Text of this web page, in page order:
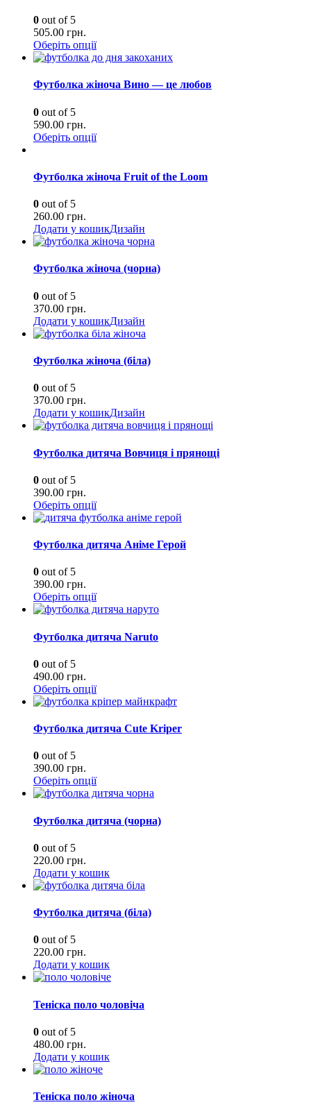
0 out of 5
505.00 грн.
Оберіть опції
Футболка жіноча Вино — це любов
0 out of 5
590.00 грн.
Оберіть опції
Футболка жіноча Fruit of the Loom
0 out of 5
260.00 грн.
Додати у кошикДизайн
Футболка жіноча (чорна)
0 out of 5
370.00 грн.
Додати у кошикДизайн
Футболка жіноча (біла)
0 out of 5
370.00 грн.
Додати у кошикДизайн
Футболка дитяча Вовчиця і прянощі
0 out of 5
390.00 грн.
Оберіть опції
Футболка дитяча Аніме Герой
0 out of 5
390.00 грн.
Оберіть опції
Футболка дитяча Naruto
0 out of 5
490.00 грн.
Оберіть опції
Футболка дитяча Cute Kriper
0 out of 5
390.00 грн.
Оберіть опції
Футболка дитяча (чорна)
0 out of 5
220.00 грн.
Додати у кошик
Футболка дитяча (біла)
0 out of 5
220.00 грн.
Додати у кошик
Теніска поло чоловіча
0 out of 5
480.00 грн.
Додати у кошик
Теніска поло жіноча